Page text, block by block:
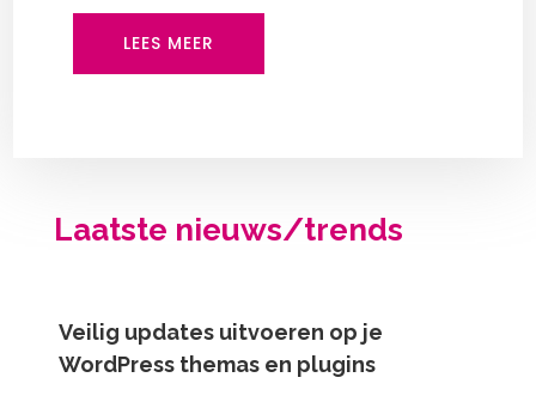
LEES MEER
Laatste nieuws/trends
Veilig updates uitvoeren op je
WordPress themas en plugins